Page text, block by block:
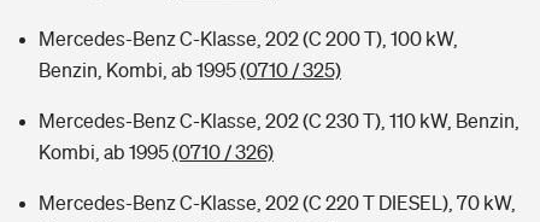
Mercedes-Benz C-Klasse, 202 (C 200 T), 100 kW,
Benzin, Kombi, ab 1995(0710 / 325)
Mercedes-Benz C-Klasse, 202 (C 230 T), 110 kW, Benzin,
Kombi, ab 1995(0710 / 326)
Mercedes-Benz C-Klasse, 202 (C 220 T DIESEL), 70 kW,